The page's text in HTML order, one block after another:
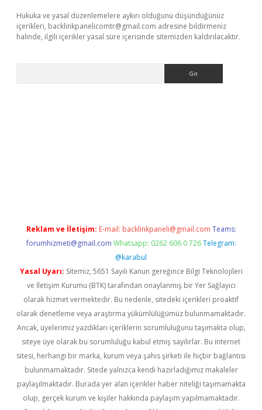
Hukuka ve yasal düzenlemelere aykırı olduğunu düşündüğünüz
içerikleri, backlinkpanelicomtr@gmail.com adresine bildirmeniz
halinde, ilgili içerikler yasal süre içerisinde sitemizden kaldırılacaktır.
Reklam ve İletişim: E-mail: backlinkpaneli@gmail.com Teams:
forumhizmeti@gmail.com Whatsapp: 0262 606 0 726 Telegram:
@karabul
Yasal Uyarı: Sitemiz, 5651 Sayılı Kanun gereğince Bilgi Teknolojileri
ve İletişim Kurumu (BTK) tarafından onaylanmış bir Yer Sağlayıcı
olarak hizmet vermektedir. Bu nedenle, sitedeki içerikleri proaktif
olarak denetleme veya araştırma yükümlülüğümüz bulunmamaktadır.
Ancak, üyelerimiz yazdıkları içeriklerin sorumluluğunu taşımakta olup,
siteye üye olarak bu sorumluluğu kabul etmiş sayılırlar. Bu internet
sitesi, herhangi bir marka, kurum veya şahıs şirketi ile hiçbir bağlantısı
bulunmamaktadır. Sitede yalnızca kendi hazırladığımız makaleler
paylaşılmaktadır. Burada yer alan içerikler haber niteliği taşımamakta
olup, gerçek kurum ve kişiler hakkında paylaşım yapılmamaktadır.